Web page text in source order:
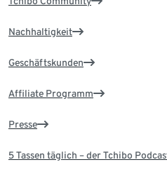
Nachhaltigkeit
Geschäftskunden
Affiliate Programm
Presse
5 Tassen täglich – der Tchibo